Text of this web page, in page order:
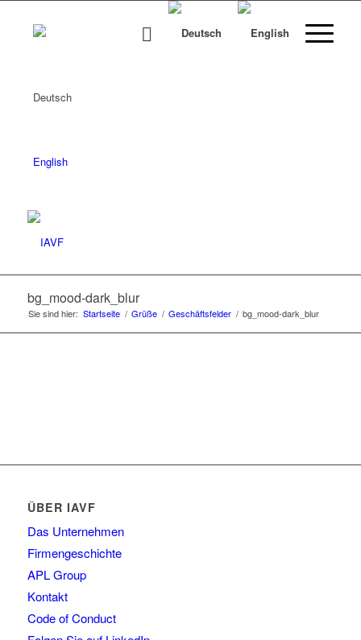
Deutsch
English
bg_mood-dark_blur
Sie sind hier: Startseite / Grüße / Geschäftsfelder / bg_mood-dark_blur
ÜBER IAVF
Das Unternehmen
Firmengeschichte
APL Group
Kontakt
Code of Conduct